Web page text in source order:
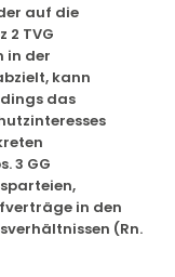
auf die
2 TVG
in der
kann
das
3 GG
in den
(Rn.